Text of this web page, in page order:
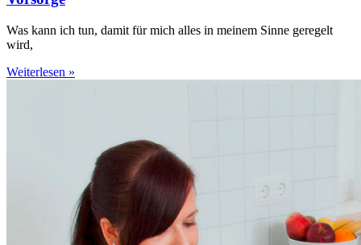
Was kann ich tun, damit für mich alles in meinem Sinne geregelt
wird,
Weiterlesen »